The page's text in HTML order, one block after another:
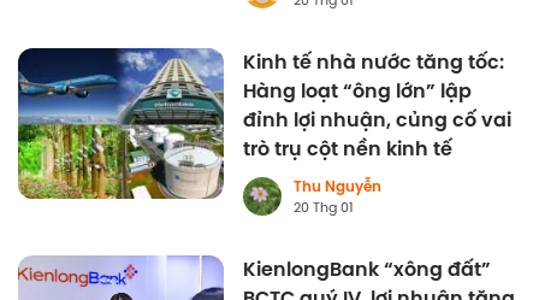
Kinh tế nhà nước tăng tốc:
Hàng loạt “ông lớn” lập
đỉnh lợi nhuận, củng cố vai
trò trụ cột nền kinh tế
Thu Nguyễn
20 Thg 01
KienlongBank “xông đất”